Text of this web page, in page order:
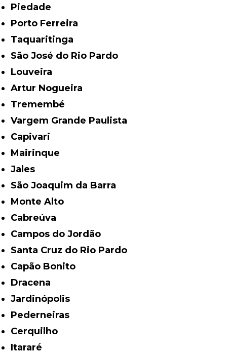
Piedade
Porto Ferreira
Taquaritinga
São José do Rio Pardo
Louveira
Artur Nogueira
Tremembé
Vargem Grande Paulista
Capivari
Mairinque
Jales
São Joaquim da Barra
Monte Alto
Cabreúva
Campos do Jordão
Santa Cruz do Rio Pardo
Capão Bonito
Dracena
Jardinópolis
Pederneiras
Cerquilho
Itararé